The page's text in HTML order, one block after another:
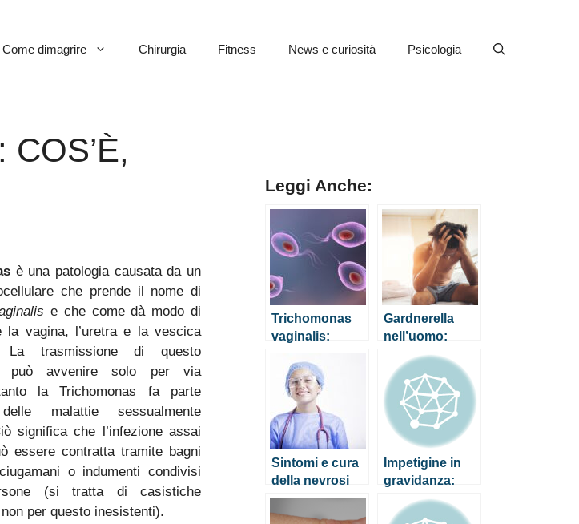
Come dimagrire Chirurgia Fitness News e curiosità Psicologia
è una patologia causata da un
che prende il nome di
e che come dà modo di
la vagina, l’uretra e la vescica
La trasmissione di questo
può avvenire solo per via
la Trichomonas fa parte
delle malattie sessualmente
significa che l’infezione assai
essere contratta tramite bagni
o indumenti condivisi
(si tratta di casistiche
per questo inesistenti).
Leggi Anche:
Trichomonas
vaginalis:
cura
Gardnerella
nell’uomo:
sintomi,
diagnosi e cura
dell’infezione
Sintomi e cura
della nevrosi
ossessiva
Impetigine in
gravidanza:
sintomi,
contagio e cura